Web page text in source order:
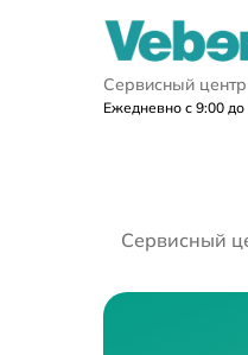
Сервисный
Ежедневно с 9:00 до
Сервисный